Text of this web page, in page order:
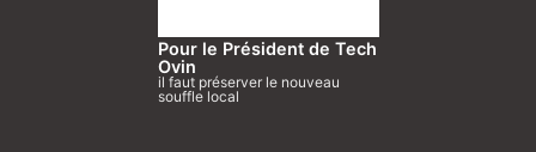
Pour le Président de Tech
Ovin
il faut préserver le nouveau
souffle local